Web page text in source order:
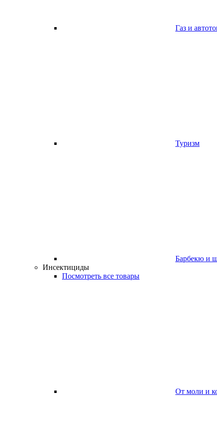
Газ и
Туризм
Барбекю и
Инсектициды
Посмотреть все товары
От моли и